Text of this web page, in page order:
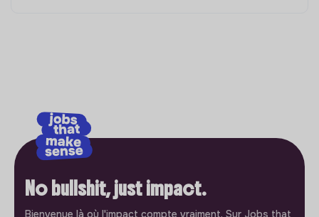
No bullshit, just impact.
Bienvenue là où l'impact compte vraiment. Sur Jobs that